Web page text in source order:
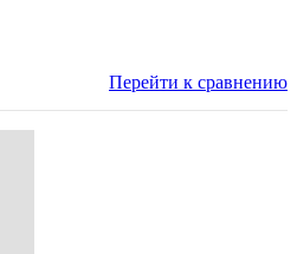
Перейти к сравнению